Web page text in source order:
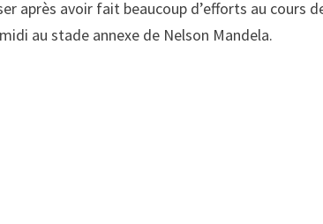
après avoir fait beaucoup d’efforts au cours
au stade annexe de Nelson Mandela.